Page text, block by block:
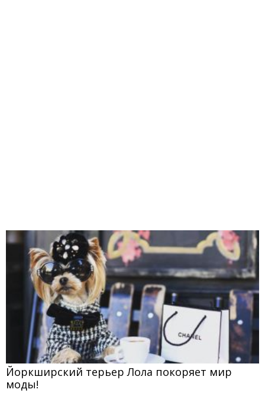
Йоркширский терьер Лола покоряет мир
моды!